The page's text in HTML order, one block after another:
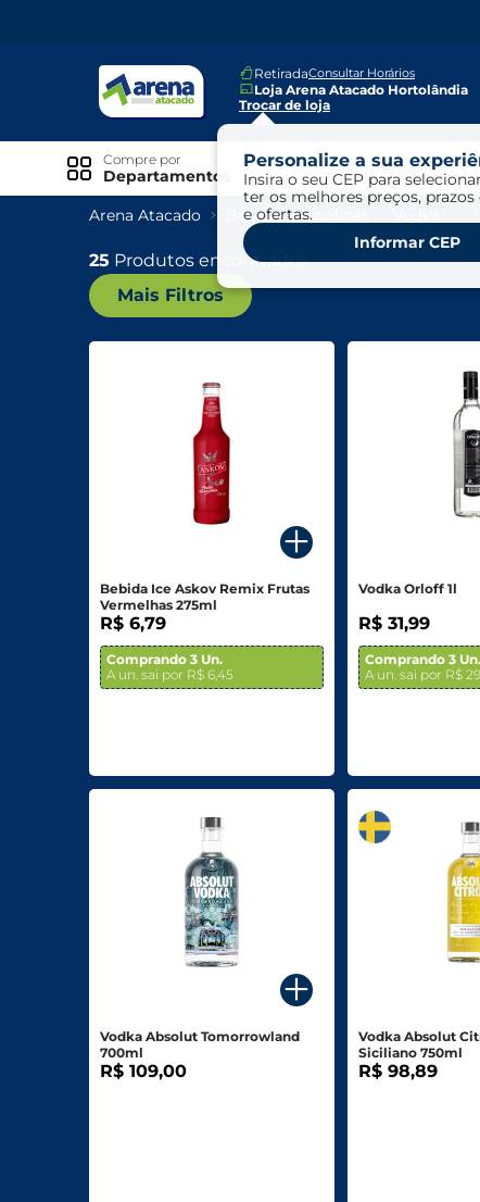
RetiradaConsultar Horários
Loja Arena Atacado Hortolândia
Trocar de loja
Personalize a sua
Insira o seu CEP para
ter os melhores preços, prazos
e ofertas.
Informar CEP
Ofertas
Compre por
Departamentos
Especiais
Exclusivo Online
Ofertas
Ofertas Arena Mais
Ofertas Cartão Fácil pra Pagar
Para o seu Negócio
Mercearia
Bebidas
Carnes, Aves E Peixes
Higiene E Beleza
Doces E Sobremesas
Arena Atacado Bebidas Alcoólicas
25 Produtos encontrados
Mais Filtros
Bebida Ice Askov Remix Frutas
Vermelhas 275ml
R$ 6,79
Comprando 3 Un.
A un. sai por R$ 6,45
Vodka Orloff 1l
R$ 31,99
Comprando 3 Un.
A un. sai por R$
Vodka Absolut Tomorrowland
700ml
R$ 109,00
Vodka Absolut
Siciliano 750ml
R$ 98,89